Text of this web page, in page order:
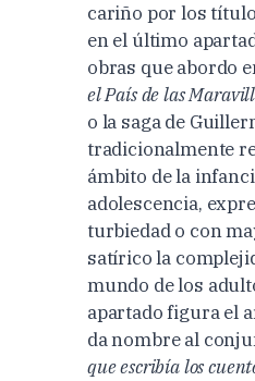
cariño por los
en el último
obras que abordo
el País de las
o la saga de
tradicionalmente
ámbito de la
adolescencia,
turbiedad o con
satírico la
mundo de los
apartado figura el
da nombre al
que escribía los